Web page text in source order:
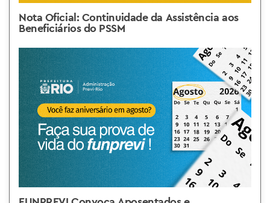
Nota Oficial: Continuidade da Assistência aos
Beneficiários do PSSM